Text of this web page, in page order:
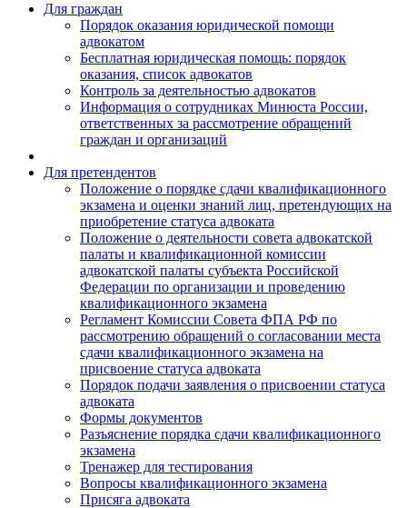
Для граждан
Порядок оказания юридической помощи
адвокатом
Бесплатная юридическая помощь: порядок
оказания, список адвокатов
Контроль за деятельностью адвокатов
Информация о сотрудниках Минюста России,
ответственных за рассмотрение обращений
граждан и организаций
Для претендентов
Положение о порядке сдачи квалификационного
экзамена и оценки знаний лиц, претендующих на
приобретение статуса адвоката
Положение о деятельности совета адвокатской
палаты и квалификационной комиссии
адвокатской палаты субъекта Российской
Федерации по организации и проведению
квалификационного экзамена
Регламент Комиссии Совета ФПА РФ по
рассмотрению обращений о согласовании места
сдачи квалификационного экзамена на
присвоение статуса адвоката
Порядок подачи заявления о присвоении статуса
адвоката
Формы документов
Разъяснение порядка сдачи квалификационного
экзамена
Тренажер для тестирования
Вопросы квалификационного экзамена
Присяга адвоката